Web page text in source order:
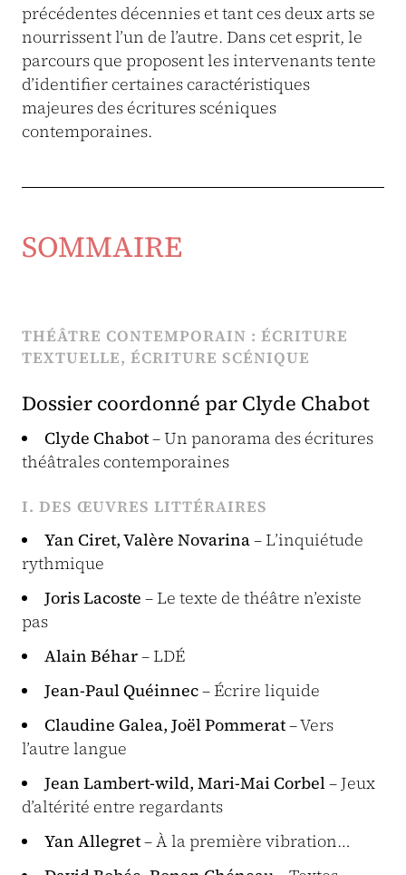
précédentes décennies et tant ces deux arts se
nourrissent l’un de l’autre. Dans cet esprit, le
parcours que proposent les intervenants tente
d’identifier certaines caractéristiques
majeures des écritures scéniques
contemporaines.
SOMMAIRE
THÉÂTRE CONTEMPORAIN : ÉCRITURE
TEXTUELLE, ÉCRITURE SCÉNIQUE
Dossier coordonné par Clyde Chabot
Clyde Chabot– Un panorama des écritures
théâtrales contemporaines
I. DES ŒUVRES LITTÉRAIRES
Yan Ciret, Valère Novarina– L’inquiétude
rythmique
Joris Lacoste – Le texte de théâtre n’existe
pas
Alain Béhar– LDÉ
Jean-Paul Quéinnec– Écrire liquide
Claudine Galea, Joël Pommerat– Vers
l’autre langue
Jean Lambert-wild, Mari-Mai Corbel– Jeux
d’altérité entre regardants
Yan Allegret– À la première vibration…